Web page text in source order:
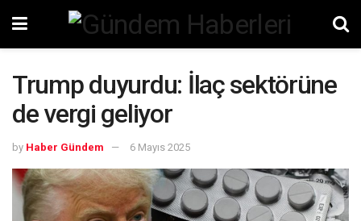
Trump duyurdu: İlaç sektörüne
de vergi geliyor
by Haber Gündem 6 Mayıs 2025